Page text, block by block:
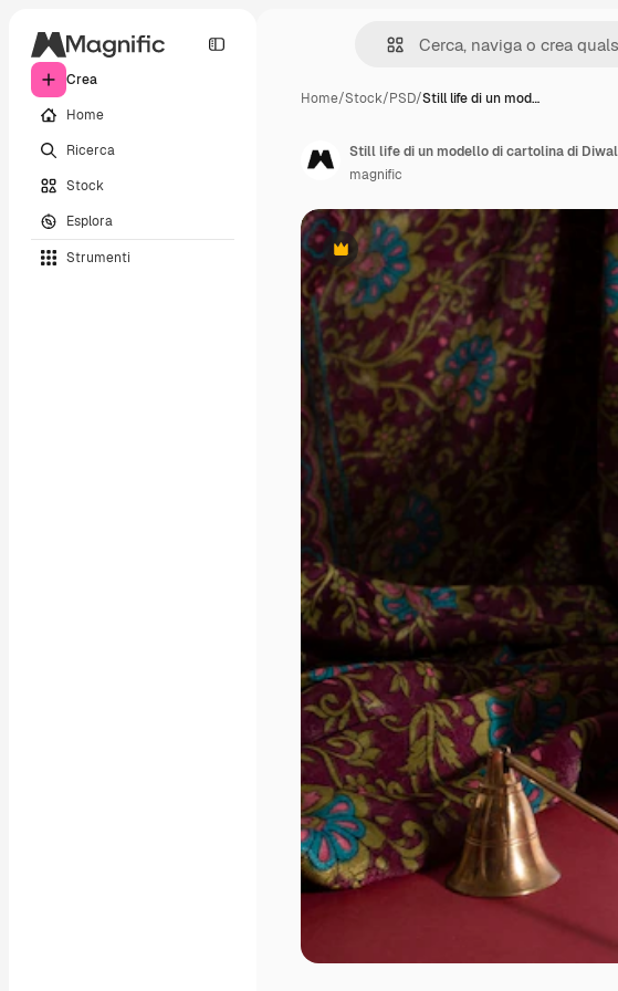
Crea
Home
Ricerca
Stock
Esplora
Strumenti
Home/Stock/PSD/Still life di un mod…
Premium
Still life di un modello di cartolina di
magnific